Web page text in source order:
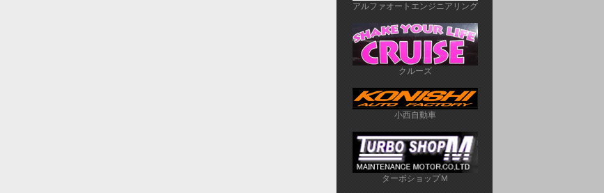
アルファオートエンジニアリング
クルーズ
小西自動車
ターボショップＭ